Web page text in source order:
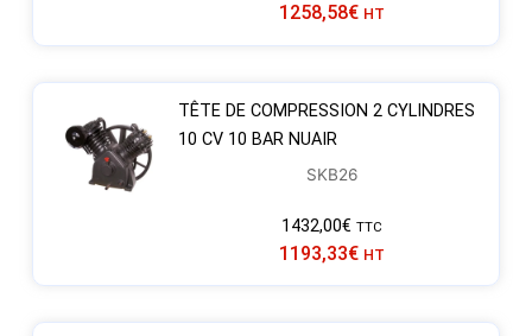
1258,58€ HT
TÊTE DE COMPRESSION 2 CYLINDRES
10 CV 10 BAR NUAIR
SKB26
1432,00€ TTC
1193,33€ HT